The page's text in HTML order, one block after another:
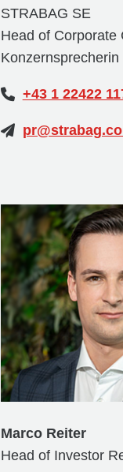
STRABAG SE
Head of Corporate
Konzernsprecherin
+43 1 22422
Marco Reiter
Head of Investor